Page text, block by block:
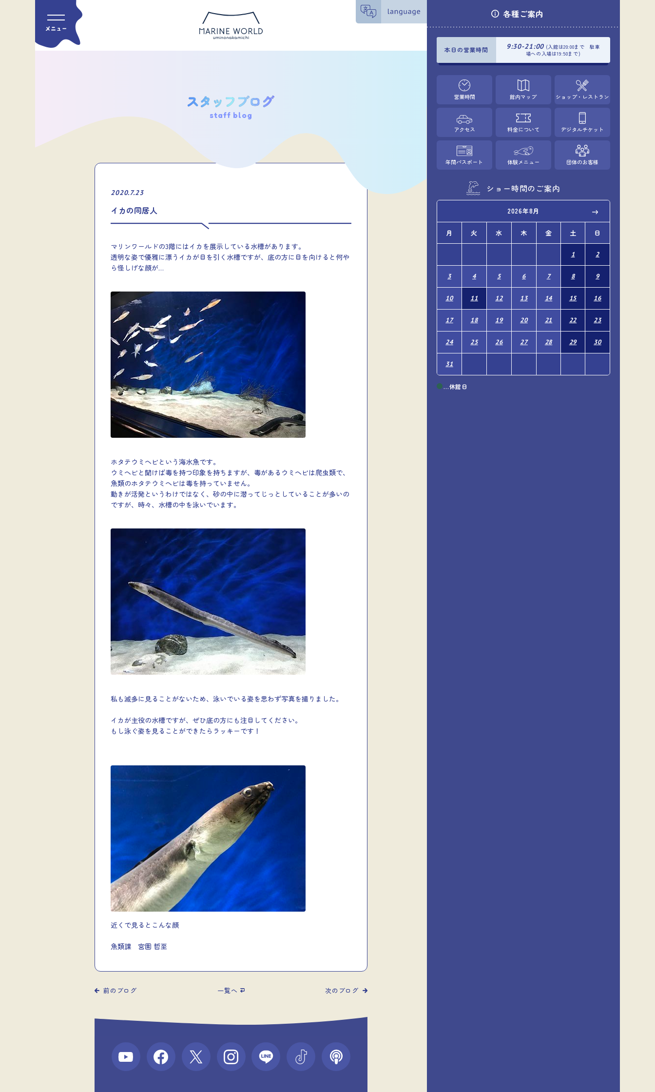
staff blog
2020.7.23
イカの同居人
マリンワールドの3階にはイカを展示している水槽があります。
透明な姿で優雅に漂うイカが目を引く水槽ですが、底の方に目を向けると何や
ら怪しげな顔が…
ホタテウミヘビという海水魚です。
ウミヘビと聞けば毒を持つ印象を持ちますが、毒があるウミヘビは爬虫類で、
魚類のホタテウミヘビは毒を持っていません。
動きが活発というわけではなく、砂の中に潜ってじっとしていることが多いの
ですが、時々、水槽の中を泳いでいます。
私も滅多に見ることがないため、泳いでいる姿を思わず写真を撮りました。
イカが主役の水槽ですが、ぜひ底の方にも注目してください。
もし泳ぐ姿を見ることができたらラッキーです！
近くで見るとこんな顔
魚類課 宮園 哲至
前のブログ 一覧へ 次のブログ
各種ご案内
本日の営業時間 9:30-21:00 (入館は20:00まで 駐車
場への入場は19:50まで)
営業時間 館内マップ ショップ・レストラン
アクセス 料金について デジタルチケット
年間パスポート 体験メニュー 団体のお客様
ショー時間のご案内
2026年8月
月 火 水 木 金 土 日
1 2
3 4 5 6 7 8 9
10 11 12 13 14 15 16
17 18 19 20 21 22 23
24 25 26 27 28 29 30
31
…休館日